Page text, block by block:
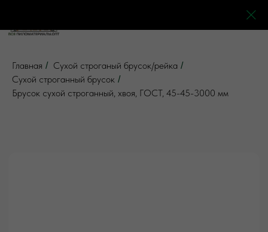
Главная / Сухой строганый брусок/рейка /
Сухой строганный брусок /
Брусок сухой строганный, хвоя, ГОСТ, 45-45-3000 мм